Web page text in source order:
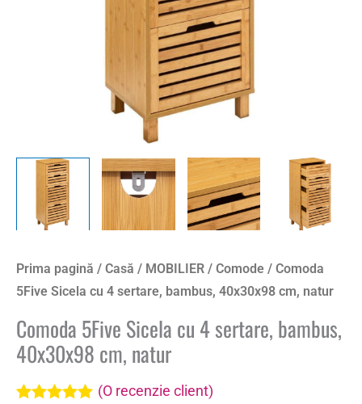
Prima pagină / Casă / MOBILIER / Comode / Comoda
5Five Sicela cu 4 sertare, bambus, 40x30x98 cm, natur
Comoda 5Five Sicela cu 4 sertare, bambus,
40x30x98 cm, natur
(O recenzie client)